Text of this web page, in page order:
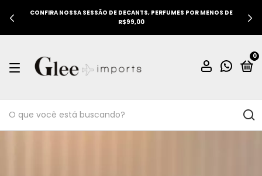
CONFIRA NOSSA SESSÃO DE DECANTS, PERFUMES POR MENOS DE
R$99,00
0